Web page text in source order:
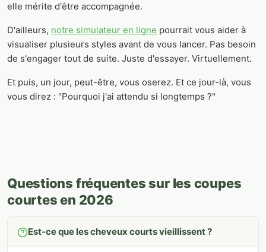
elle mérite d'être accompagnée.
D'ailleurs, notre simulateur en ligne pourrait vous aider à
visualiser plusieurs styles avant de vous lancer. Pas besoin
de s'engager tout de suite. Juste d'essayer. Virtuellement.
Et puis, un jour, peut-être, vous oserez. Et ce jour-là, vous
vous direz : "Pourquoi j'ai attendu si longtemps ?"
Questions fréquentes sur les coupes
courtes en 2026
Est-ce que les cheveux courts vieillissent ?